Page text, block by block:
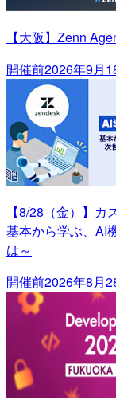
【大阪】Zenn
開催前2026年9月
【8/28（金）】
基本から学ぶ、AI
は～
開催前2026年8月